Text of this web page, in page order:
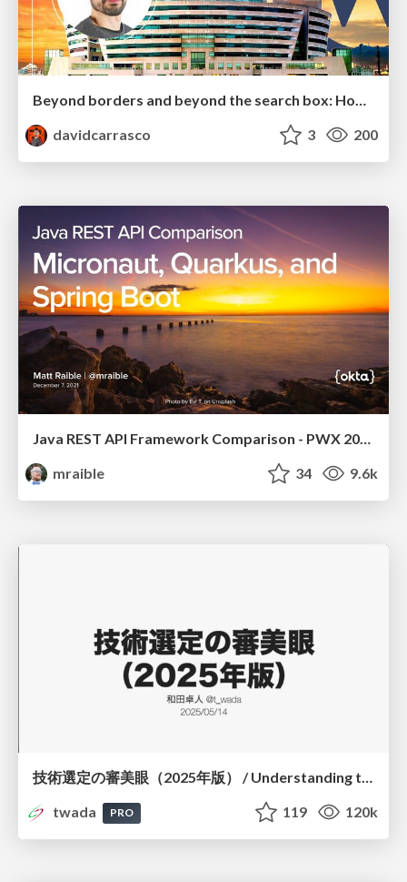
davidcarrasco
3 200
Java REST API Framework Comparison - PWX 2021
mraible
34 9.6k
技術選定の審美眼（2025年版） / Understanding the Spiral of Technologies 2025 edition
twada
PRO 119 120k